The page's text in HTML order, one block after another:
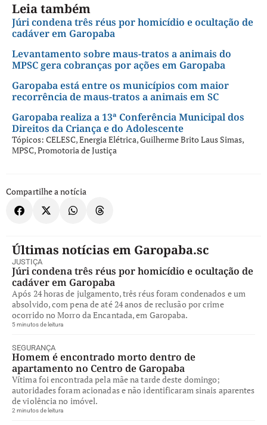
Leia também
Júri condena três réus por homicídio e ocultação de
cadáver em Garopaba
Levantamento sobre maus-tratos a animais do
MPSC gera cobranças por ações em Garopaba
Garopaba está entre os municípios com maior
recorrência de maus-tratos a animais em SC
Garopaba realiza a 13ª Conferência Municipal dos
Direitos da Criança e do Adolescente
Tópicos: CELESC,Energia Elétrica,Guilherme Brito Laus Simas,
MPSC,Promotoria de Justiça
Compartilhe a notícia
Últimas notícias em Garopaba.sc
JUSTIÇA
Júri condena três réus por homicídio e ocultação de
cadáver em Garopaba
Após 24 horas de julgamento, três réus foram condenados e um
absolvido, com pena de até 24 anos de reclusão por crime
ocorrido no Morro da Encantada, em Garopaba.
5 minutos de leitura
SEGURANÇA
Homem é encontrado morto dentro de
apartamento no Centro de Garopaba
Vítima foi encontrada pela mãe na tarde deste domingo;
autoridades foram acionadas e não identificaram sinais aparentes
de violência no imóvel.
2 minutos de leitura